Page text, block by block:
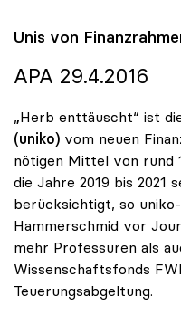
Unis von
APA 29.4.2016
„Herb enttäuscht“ ist
(uniko) vom neuen
nötigen Mittel von rund
die Jahre 2019 bis 2021
berücksichtigt, so
Hammerschmid vor
mehr Professuren als
Wissenschaftsfonds
Teuerungsabgeltung.